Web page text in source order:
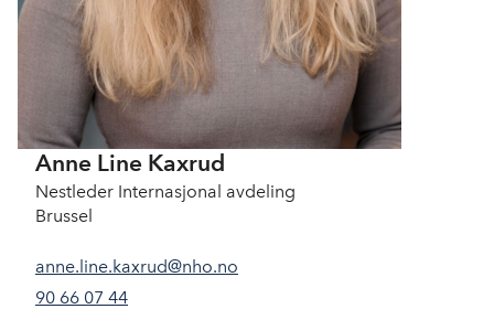
Anne Line Kaxrud
Nestleder Internasjonal avdeling
Brussel
anne.line.kaxrud@nho.no
90 66 07 44